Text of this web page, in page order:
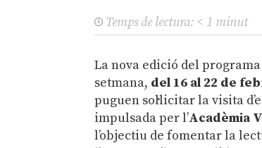
Temps de lectura: < 1 minut
La nova edició del
setmana, del 16 al 22 de
puguen sol·licitar la visita
impulsada per l’Acadèmia
l’objectiu de fomentar la